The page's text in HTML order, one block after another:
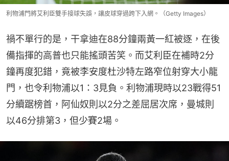
利物浦門將艾利臣雙手接球失誤，讓皮球穿過跨下入網。（Getty Images）
禍不單行的是，干拿迪在88分鐘兩黃一紅被逐，在後
備指揮的高普也只能搖頭苦笑。而艾利臣在補時2分
鐘再度犯錯，竟被李安度杜沙特左路窄位射穿大小龍
門，也令利物浦以1：3見負。利物浦現時以23戰得51
分續踞榜首，阿仙奴則以2分之差屈居次席，曼城則
以46分排第3，但少賽2場。